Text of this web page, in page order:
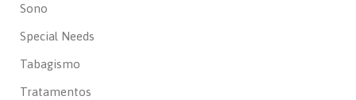
Sono
Special Needs
Tabagismo
Tratamentos